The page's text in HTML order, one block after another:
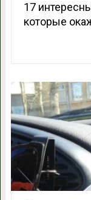
17
которые